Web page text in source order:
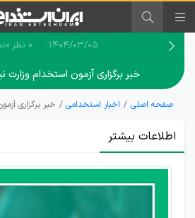
۱۴۰۴/۰۳/۰۵ 0 نظر
خبر برگزاری آزمون استخدام وزارت
صفحه اصلی اخبار استخدامی خبر برگزاری
اطلاعات بیشتر
به زودی؛